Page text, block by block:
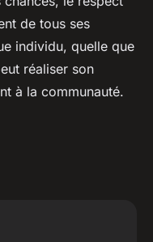
de tous ses
individu, quelle que
réaliser son
à la communauté.